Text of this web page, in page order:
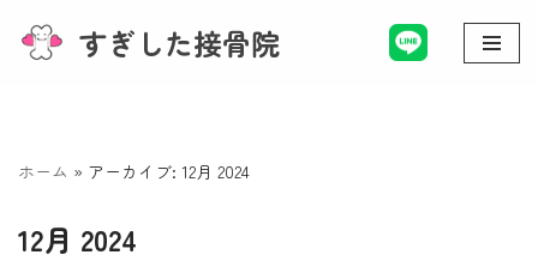
コ
ツ
ス
すぎした接骨院
ホーム » アーカイブ: 12月 2024
12月 2024